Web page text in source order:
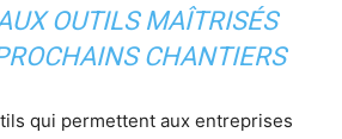
OUTILS MAÎTRISÉS
CHANTIERS
qui permettent aux entreprises